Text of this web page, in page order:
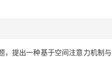
，提出一种基于空间注意力机制与